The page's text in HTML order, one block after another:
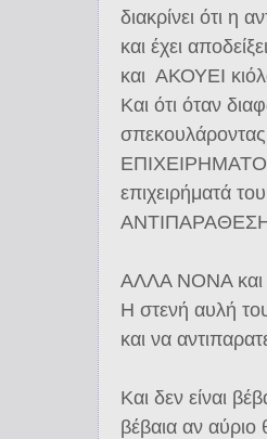
διακρίνει ότι
και έχει
και ΑΚΟΥΕΙ
Και ότι όταν
επιχειρήματά
ΑΛΛΑ ΝΟΝΑ και
H στενή αυλή
και να
Και δεν είναι
βέβαια αν αύριο